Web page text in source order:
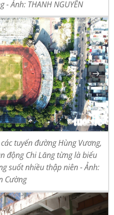
Ảnh: THANH NGUYÊN
tuyến đường Hùng Vương,
động Chi Lăng từng là biểu
suốt nhiều thập niên - Ảnh:
Cường